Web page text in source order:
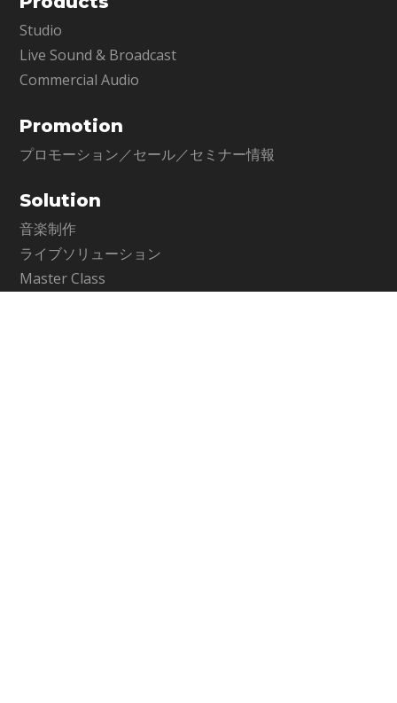
Studio
Live Sound & Broadcast
Commercial Audio
Promotion
プロモーション／セール／セミナー情報
Solution
音楽制作
ライブソリューション
Master Class